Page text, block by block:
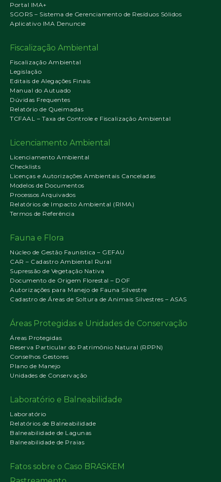
Portal IMA+
SGORS – Sistema de Gerenciamento de Resíduos Sólidos
Aplicativo IMA Denuncie
Fiscalização Ambiental
Fiscalização Ambiental
Legislação
Editais de Alegações Finais
Manual do Autuado
Dúvidas Frequentes
Relatório de Queimadas
TCFAAL – Taxa de Controle e Fiscalização Ambiental
Licenciamento Ambiental
Licenciamento Ambiental
Checklists
Licenças e Autorizações Ambientais Canceladas
Modelos de Documentos
Processos Arquivados
Relatórios de Impacto Ambiental (RIMA)
Termos de Referência
Fauna e Flora
Núcleo de Gestão Faunística – GEFAU
CAR – Cadastro Ambiental Rural
Supressão de Vegetação Nativa
Documento de Origem Florestal – DOF
Autorizações para Manejo de Fauna Silvestre
Cadastro de Áreas de Soltura de Animais Silvestres – ASAS
Áreas Protegidas e Unidades de Conservação
Áreas Protegidas
Reserva Particular do Patrimônio Natural (RPPN)
Conselhos Gestores
Plano de Manejo
Unidades de Conservação
Laboratório e Balneabilidade
Laboratório
Relatórios de Balneabilidade
Balneabilidade de Lagunas
Balneabilidade de Praias
Fatos sobre o Caso BRASKEM